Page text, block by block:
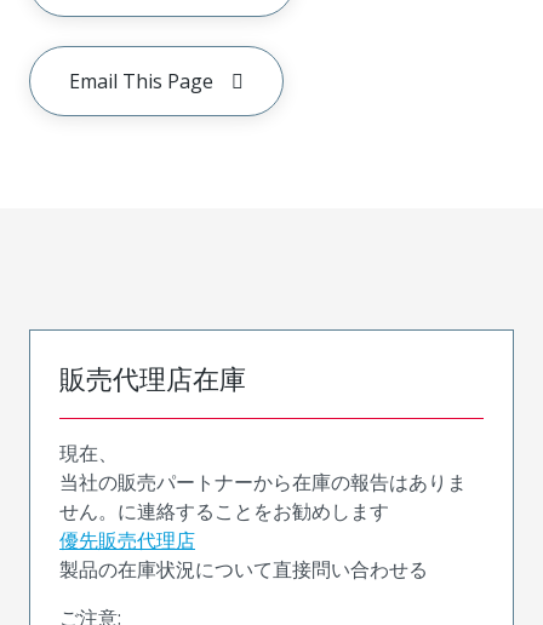
Email This Page
販売代理店在庫
現在、
当社の販売パートナーから在庫の報告はありま
せん。に連絡することをお勧めします
優先販売代理店
製品の在庫状況について直接問い合わせる
ご注意: